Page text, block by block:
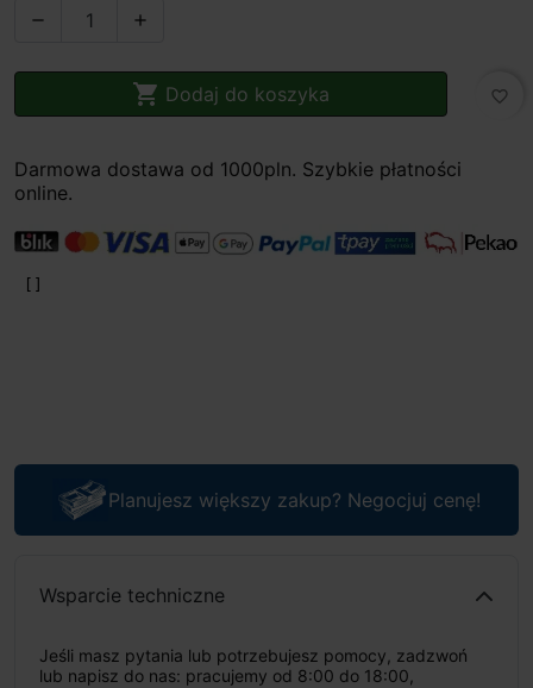
 
 Dodaj do koszyka favorite_border
Darmowa dostawa od 1000pln. Szybkie płatności
online.
Planujesz większy zakup? Negocjuj cenę!
Wsparcie techniczne
Jeśli masz pytania lub potrzebujesz pomocy, zadzwoń
lub napisz do nas: pracujemy od 8:00 do 18:00,